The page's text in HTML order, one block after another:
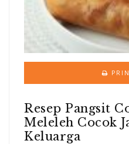
Resep Pangsit
Meleleh Cocok
Keluarga